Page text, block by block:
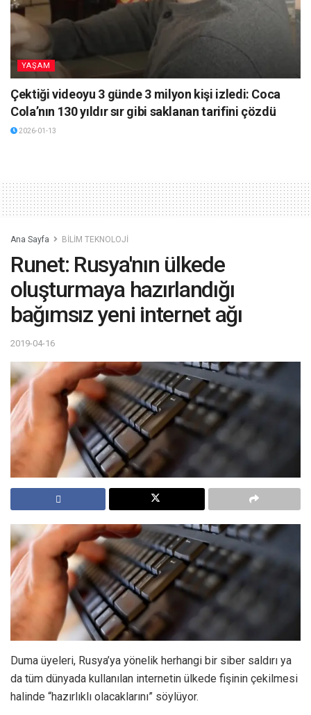
YAŞAM
Çektiği videoyu 3 günde 3 milyon kişi izledi: Coca
Cola’nın 130 yıldır sır gibi saklanan tarifini çözdü
2026-01-13
Ana Sayfa BİLİM TEKNOLOJİ
Runet: Rusya'nın ülkede
oluşturmaya hazırlandığı
bağımsız yeni internet ağı
2019-04-16
Duma üyeleri, Rusya’ya yönelik herhangi bir siber saldırı ya
da tüm dünyada kullanılan internetin ülkede fişinin çekilmesi
halinde “hazırlıklı olacaklarını” söylüyor.